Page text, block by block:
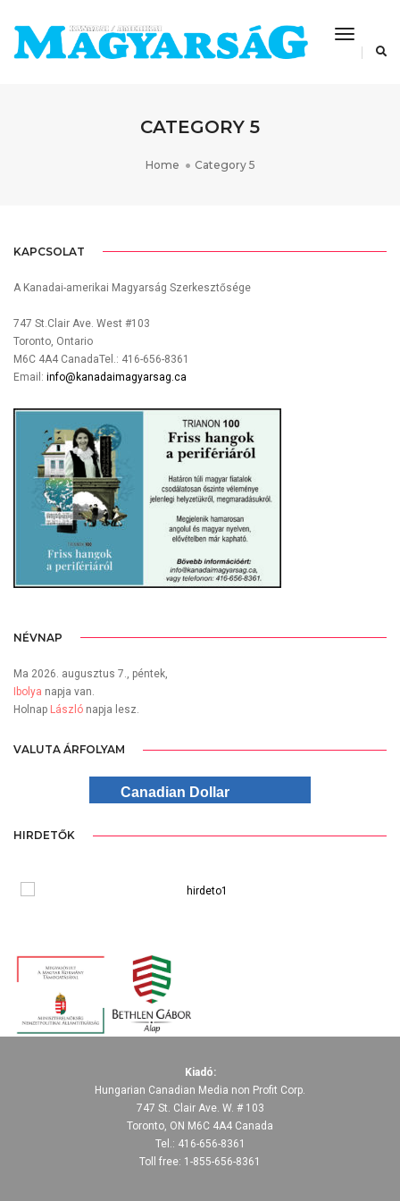
Toggle
CATEGORY 5
Home Category 5
KAPCSOLAT
A Kanadai-amerikai Magyarság Szerkesztősége
747 St.Clair Ave. West #103
Toronto, Ontario
M6C 4A4 CanadaTel.: 416-656-8361
Email: info@kanadaimagyarsag.ca
NÉVNAP
Ma 2026. augusztus 7., péntek,
Ibolya napja van.
Holnap László napja lesz.
VALUTA ÁRFOLYAM
Canadian Dollar
HIRDETŐK
Kiadó:
Hungarian Canadian Media non Profit Corp.
747 St. Clair Ave. W. # 103
Toronto, ON M6C 4A4 Canada
Tel.: 416-656-8361
Toll free: 1-855-656-8361